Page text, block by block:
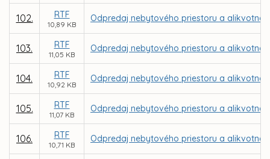
102. RTF
10,89 KB
Odpredaj nebytového priestoru a alikvotnej
103. RTF
11,05 KB
Odpredaj nebytového priestoru a alikvotnej
104. RTF
10,92 KB
Odpredaj nebytového priestoru a alikvotnej
105. RTF
11,07 KB
Odpredaj nebytového priestoru a alikvotnej
106. RTF
10,71 KB
Odpredaj nebytového priestoru a alikvotnej